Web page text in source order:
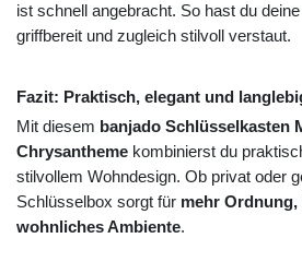
ist schnell angebracht. So hast du
griffbereit und zugleich stilvoll verstaut.
Fazit: Praktisch, elegant und
Mit diesem banjado Schlüsselkasten
Chrysantheme kombinierst du
stilvollem Wohndesign. Ob privat oder
Schlüsselbox sorgt für mehr
wohnliches Ambiente.